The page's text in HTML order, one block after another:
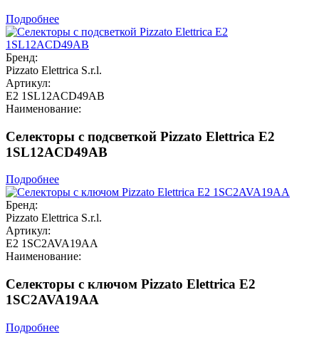
Подробнее
Бренд:
Pizzato Elettrica S.r.l.
Артикул:
E2 1SL12ACD49AB
Наименование:
Селекторы с подсветкой Pizzato Elettrica E2
1SL12ACD49AB
Подробнее
Бренд:
Pizzato Elettrica S.r.l.
Артикул:
E2 1SC2AVA19AA
Наименование:
Селекторы с ключом Pizzato Elettrica E2
1SC2AVA19AA
Подробнее